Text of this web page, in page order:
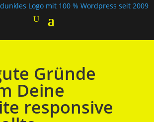
Gründe
Deine
responsive